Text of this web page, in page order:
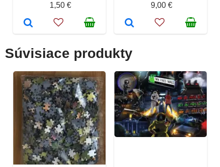
1,50 €
9,00 €
Súvisiace produkty